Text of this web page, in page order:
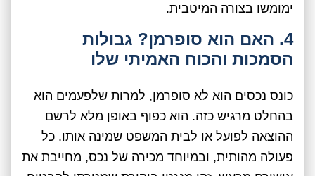
ימומשו בצורה המיטבית.
4. האם הוא סופרמן? גבולות
הסמכות והכוח האמיתי שלו
כונס נכסים הוא לא סופרמן, למרות שלפעמים הוא
בהחלט מרגיש כזה. הוא כפוף באופן מלא לרשם
ההוצאה לפועל או לבית המשפט שמינה אותו. כל
פעולה מהותית, ובמיוחד מכירה של נכס, מחייבת את